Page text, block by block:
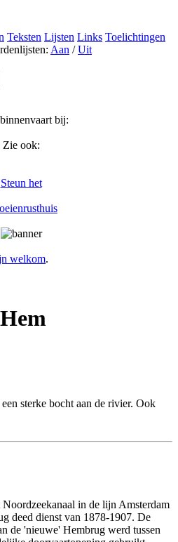
Teksten Lijsten Links Toelichtingen
Aan /Uit
bij:
Zie ook:
Steun het
welkom.
sterke bocht aan de rivier. Ook
in de lijn Amsterdam
deed dienst van 1878-1907. De
de 'nieuwe' Hembrug werd tussen